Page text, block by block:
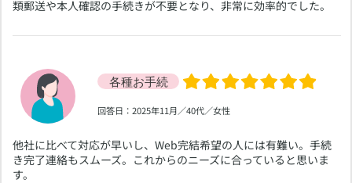
類郵送や本人確認の手続きが不要となり、非常に効率的でした。
​回答日：2025年11月／40代／女性
​他社に比べて対応が早いし、Web完結希望の人には有難い。手続
き完了連絡もスムーズ。これからのニーズに合っていると思いま
す。